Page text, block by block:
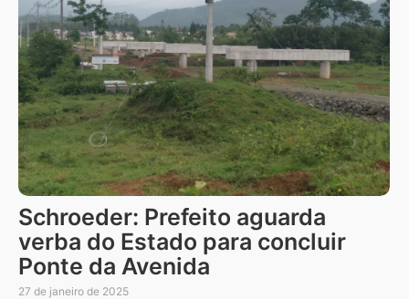
Schroeder: Prefeito aguarda
verba do Estado para concluir
Ponte da Avenida
27 de janeiro de 2025